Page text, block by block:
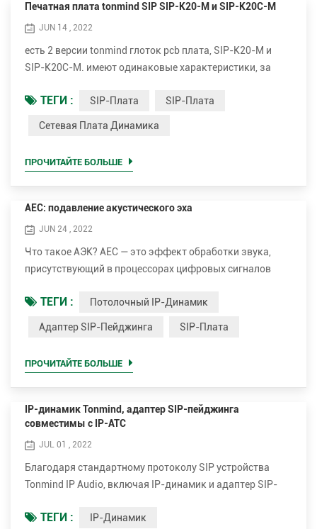
Печатная плата tonmind SIP SIP-K20-M и SIP-K20C-M
JUN 14 , 2022
есть 2 версии tonmind глоток pcb плата, SIP-K20-M и
SIP-K20C-M. имеют одинаковые характеристики, за
модулем камеры. они имеют встроенный усилитель 15
Вт, интерфейс микрофона, динамик, вход тревоги и
интеркома или домофона. если вам нужен видеовход,,
вы можете в...
ТЕГИ : SIP-Плата SIP-Плата
Сетевая Плата Динамика
ПРОЧИТАЙТЕ БОЛЬШЕ
AEC: подавление акустического эха
JUN 24 , 2022
Что такое АЭК? AEC — это эффект обработки звука,
присутствующий в процессорах цифровых сигналов
когда есть комната с микрофонами и
громкоговорителями на «ближней стороне» от
является устранение так называемого «акустического
эха», побочного продукта ...
ТЕГИ : Потолочный IP-Динамик
Адаптер SIP-Пейджинга SIP-Плата
ПРОЧИТАЙТЕ БОЛЬШЕ
IP-динамик Tonmind, адаптер SIP-пейджинга
совместимы с IP-АТС
JUL 01 , 2022
Благодаря стандартному протоколу SIP устройства
Tonmind IP Audio, включая IP-динамик и адаптер SIP-
АТС на базе SIP. Адаптер Tonmind IP Speaker / SIP Paging
ТЕГИ : IP-Динамик